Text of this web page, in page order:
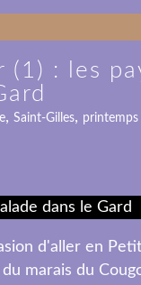
(1) : les
, Saint-Gilles, printemps
d'aller en
marais du